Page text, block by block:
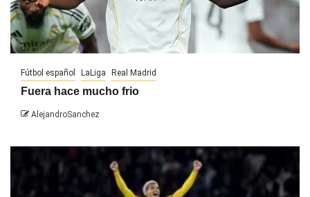
Fútbol español LaLiga Real Madrid
Fuera hace mucho frio
AlejandroSanchez